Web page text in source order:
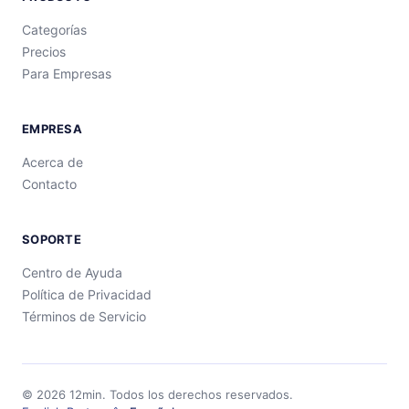
Categorías
Precios
Para Empresas
EMPRESA
Acerca de
Contacto
SOPORTE
Centro de Ayuda
Política de Privacidad
Términos de Servicio
© 2026 12min. Todos los derechos reservados.